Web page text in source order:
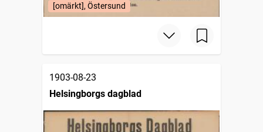
[omärkt], Östersund
1903-08-23
Helsingborgs dagblad